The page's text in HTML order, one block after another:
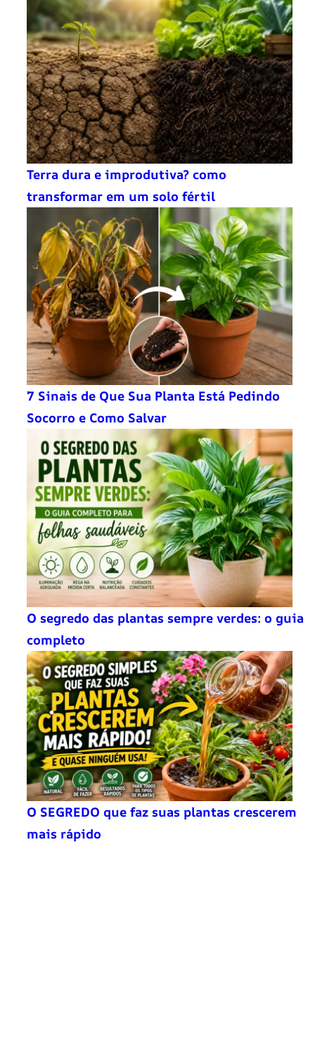
Terra dura e improdutiva? como
transformar em um solo fértil
7 Sinais de Que Sua Planta Está Pedindo
Socorro e Como Salvar
O segredo das plantas sempre verdes: o guia
completo
O SEGREDO que faz suas plantas crescerem
mais rápido